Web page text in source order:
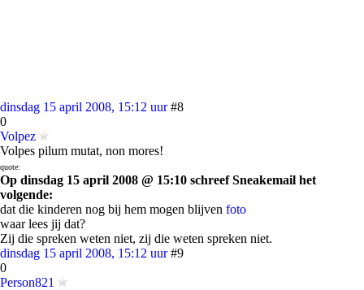
dinsdag 15 april 2008, 15:12 uur #8
0
Volpez
Volpes pilum mutat, non mores!
quote:
Op dinsdag 15 april 2008 @ 15:10 schreef Sneakemail het
volgende:
dat die kinderen nog bij hem mogen blijven foto
waar lees jij dat?
Zij die spreken weten niet, zij die weten spreken niet.
dinsdag 15 april 2008, 15:12 uur #9
0
Person821